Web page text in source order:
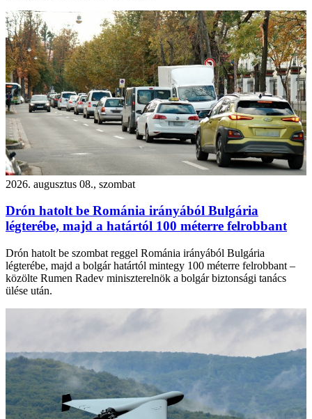
2026. augusztus 08., szombat
Drón hatolt be Románia irányából Bulgária
légterébe, majd a határtól 100 méterre felrobbant
Drón hatolt be szombat reggel Románia irányából Bulgária
légterébe, majd a bolgár határtól mintegy 100 méterre felrobbant –
közölte Rumen Radev miniszterelnök a bolgár biztonsági tanács
ülése után.